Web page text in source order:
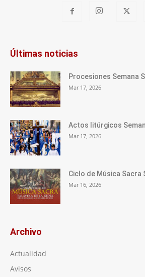
Últimas noticias
Procesiones Semana
Mar 17, 2026
Actos litúrgicos
Mar 17, 2026
Ciclo de Música Sacra
Mar 16, 2026
Archivo
Actualidad
Avisos